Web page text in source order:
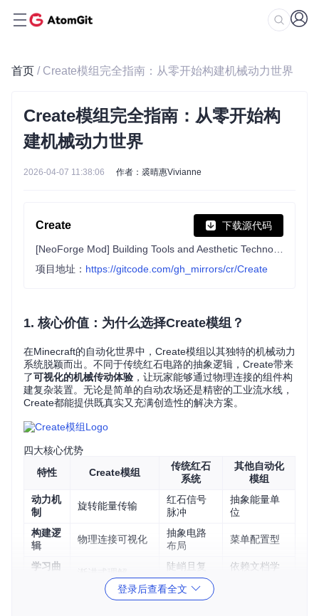
首页 / Create模组完全指南：从零开始构建机械动力世界
Create模组完全指南：从零开始构
建机械动力世界
2026-04-07 11:38:06 作者：裘晴惠Vivianne
Create 下载源代码
项目地址： https://gitcode.com/gh_mirrors/cr/Create
1. 核心价值：为什么选择Create模组？
在Minecraft的自动化世界中，Create模组以其独特的机械动力
系统脱颖而出。不同于传统红石电路的抽象逻辑，Create带来
了可视化的机械传动体验 ，让玩家能够通过物理连接的组件构
建复杂装置。无论是简单的自动农场还是精密的工业流水线，
Create都能提供既真实又充满创造性的解决方案。
四大核心优势
特性
Create模组
传统红石
系统
其他自动化
模组
动力机
制
旋转能量传输
红石信号
脉冲
抽象能量单
位
构建逻
辑
物理连接可视化
抽象电路
布局
菜单配置型
学习曲
陡峭且复
杂
依赖文档学
机械美学与功能
登录后查看全文